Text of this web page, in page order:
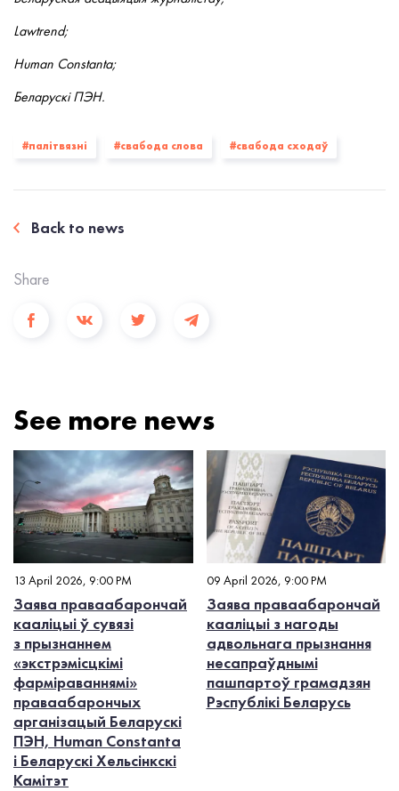
Lawtrend;
Human Constanta;
Беларускі ПЭН.
#палiтвязнi #свабода слова #свабода сходаў
Back to news
Share
See more news
13 April 2026, 9:00 PM
Заява праваабарончай
кааліцыі ў сувязі
з прызнаннем
«экстрэмісцкімі
фарміраваннямі»
праваабарончых
арганізацый Беларускі
ПЭН, Human Constanta
і Беларускі Хельсінкскі
Камітэт
09 April 2026, 9:00 PM
Заява праваабарончай
кааліцыі з нагоды
адвольнага прызнання
несапраўднымі
пашпартоў грамадзян
Рэспублікі Беларусь